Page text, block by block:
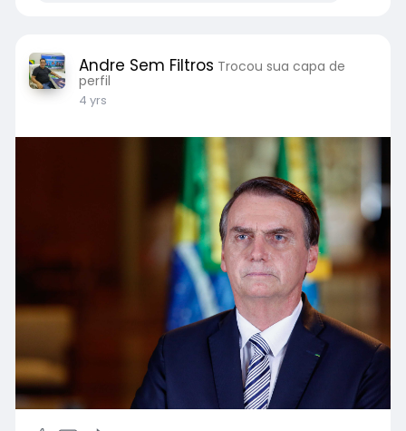
Andre Sem Filtros Trocou sua capa de
perfil
4 yrs